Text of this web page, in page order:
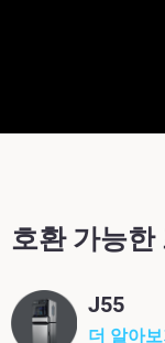
호환 가능한
J55
더 알아보